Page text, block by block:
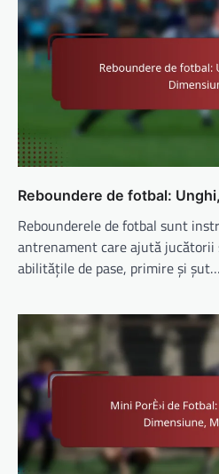
Reboundere de fotbal:
Rebounderele de fotbal sunt
antrenament care ajută jucătorii
abilitățile de pase, primire și șut…